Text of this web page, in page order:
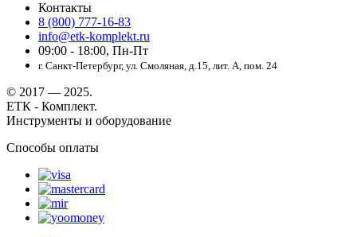
Контакты
8 (800) 777-16-83
info@etk-komplekt.ru
09:00 - 18:00, Пн-Пт
г. Санкт-Петербург, ул. Смоляная, д.15, лит. А, пом. 24
© 2017 — 2025.
ЕТК - Комплект.
Инструменты и оборудование
Способы оплаты